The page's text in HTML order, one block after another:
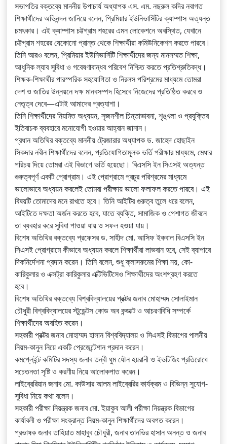
সভাপতির বক্তব্যে মাননীয় উপাচার্য অধ্যাপক এস. এম. নছরুল কদির নবাগত
শিক্ষার্থীদের অভিনন্দন জানিয়ে বলেন, প্রিমিয়ার ইউনিভার্সিটির ক্যাম্পাস অত্যন্ত
চমৎকার। এই ক্যাম্পাস চট্টগ্রাম শহরের এমন লোকেশনে অবস্থিত, যেখানে
চট্টগ্রাম শহরের যেকোনো প্রান্ত থেকে শিক্ষার্থীরা কমিউনিকেশন করতে পারবে।
তিনি আরও বলেন, প্রিমিয়ার ইউনিভার্সিটি শিক্ষার্থীদের জন্য মানসম্মত শিক্ষা,
আধুনিক ল্যাব সুবিধা ও গবেষণাবান্ধব পরিবেশ নিশ্চিত করতে প্রতিশ্রুতিবদ্ধ।
শিক্ষক-শিক্ষার্থীর পারস্পরিক সহযোগিতা ও নিরলস পরিশ্রমের মাধ্যমে তোমরা
দেশ ও জাতির উন্নয়নে দক্ষ মানবসম্পদ হিসেবে নিজেদের প্রতিষ্ঠিত করবে ও
নেতৃত্ব দেবে—এটাই আমাদের প্রত্যাশা।
তিনি শিক্ষার্থীদের নিয়মিত অধ্যয়ন, সৃজনশীল চিন্তাভাবনা, শৃঙ্খলা ও প্রযুক্তির
ইতিবাচক ব্যবহারে মনোযোগী হওয়ার আহ্বান জানান।
প্রধান অতিথির বক্তব্যে মাননীয় ট্রেজারার অধ্যাপক ড. জাহেদ হোছাইন
সিকদার নবীন শিক্ষার্থীদের বলেন, প্রতিযোগিতামূলক ভর্তি পরীক্ষার মাধ্যমে, মেধার
পরিচয় দিয়ে তোমরা এই বিভাগে ভর্তি হয়েছো। বিএসসি ইন সিএসই অত্যন্ত
গুরুত্বপূর্ণ একটি প্রোগ্রাম। এই প্রোগ্রামে প্রচুর পরিশ্রমের মাধ্যমে
ভালোভাবে অধ্যয়ন করলেই তোমরা পরীক্ষায় ভালো ফলাফল করতে পারবে। এই
বিষয়টি তোমাদের মনে রাখতে হবে। তিনি আইটির গুরুত্ব তুলে ধরে বলেন,
আইটিতে দক্ষতা অর্জন করতে হবে, যাতে ব্যক্তি, সামাজিক ও পেশাগত জীবনে
তা ব্যবহার করে সুবিধা পাওয়া যায় ও সফল হওয়া যায়।
বিশেষ অতিথির বক্তব্যে প্রফেসর ড. সাহীদ মো. আসিফ ইকবাল বিএসসি ইন
সিএসই প্রোগ্রামে কীভাবে অধ্যয়ন করলে শিক্ষার্থীরা লাভবান হবে, সেই ব্যাপারে
দিকনির্দেশনা প্রদান করেন। তিনি বলেন, শুধু ক্লাসরুমের শিক্ষা নয়, কো-
কারিকুলার ও এক্সট্রা কারিকুলার এক্টিভিটিসেও শিক্ষার্থীদের অংশগ্রহণ করতে
হবে।
বিশেষ অতিথির বক্তব্যে বিশ্ববিদ্যালয়ের প্রক্টর জনাব মোহাম্মদ সোলাইমান
চৌধুরী বিশ্ববিদ্যালয়ের স্টুডেন্টস কোড অব কন্ডাক্ট ও আচরণবিধি সম্পর্কে
শিক্ষার্থীদের অবহিত করেন।
সহকারী প্রক্টর জনাব মোহাম্মদ হাসান বিশ্ববিদ্যালয় ও সিএসই বিভাগের পালনীয়
নিয়ম-কানুন নিয়ে একটি প্রেজেন্টেশান প্রদান করেন।
কমপ্লেইন্ট কমিটির সদস্য জনাব তন্বী ধুম যৌন হয়রানী ও ইভটিজিং প্রতিরোধে
সচেতনতা সৃষ্টি ও করণীয় নিয়ে আলোকপাত করেন।
লাইব্রেরিয়ান জনাব মো. কাউসার আলম লাইব্রেরির কার্যক্রম ও বিভিন্ন সুযোগ-
সুবিধা নিয়ে কথা বলেন।
সহকারী পরীক্ষা নিয়ন্ত্রক জনাব মো. ইয়াকুব আলী পরীক্ষা নিয়ন্ত্রক বিভাগের
কার্যাবলী ও পরীক্ষা সংক্রান্ত নিয়ম-কানুন শিক্ষার্থীদের অবগত করেন।
প্রভাষক জনাব তাহিয়াত মাহাবুব চৌধুরী, জনাব তানভির হাসান অনন্ত ও জনাব